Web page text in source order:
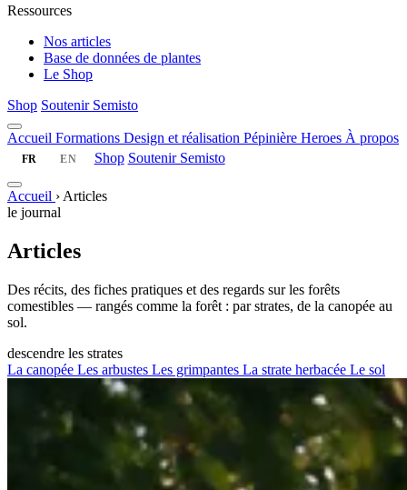
Ressources
Nos articles
Base de données de plantes
Le Shop
Shop Soutenir Semisto
Accueil Formations Design et réalisation Pépinière Heroes À propos
FR EN Shop Soutenir Semisto
Accueil › Articles
le journal
Articles
Des récits, des fiches pratiques et des regards sur les forêts
comestibles — rangés comme la forêt : par strates, de la canopée au
sol.
descendre les strates
La canopée Les arbustes Les grimpantes La strate herbacée Le sol